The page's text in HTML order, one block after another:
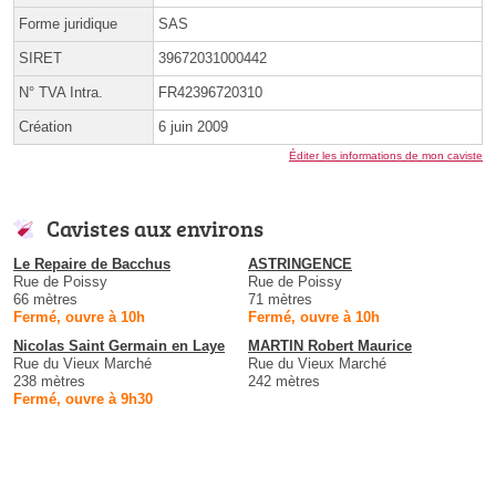
Forme juridique SAS
SIRET 39672031000442
N° TVA Intra. FR42396720310
Création 6 juin 2009
Éditer les informations de mon caviste
Cavistes aux environs
Le Repaire de Bacchus
Rue de Poissy
66 mètres
Fermé, ouvre à 10h
ASTRINGENCE
Rue de Poissy
71 mètres
Fermé, ouvre à 10h
Nicolas Saint Germain en Laye
Rue du Vieux Marché
238 mètres
Fermé, ouvre à 9h30
MARTIN Robert Maurice
Rue du Vieux Marché
242 mètres